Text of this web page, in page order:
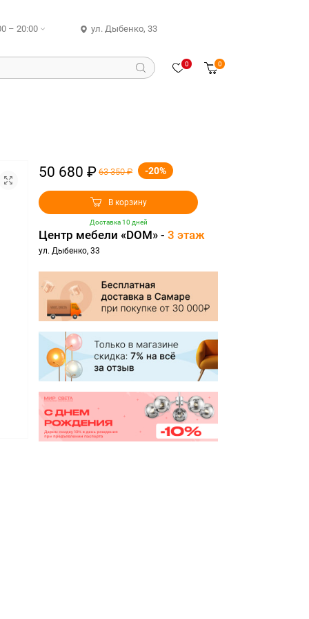
– 20:00 ул. Дыбенко, 33
0 0
50 680 ₽ 63 350 ₽ -20%
В корзину
Доставка 10 дней
Центр мебели «DOM» - 3 этаж
ул. Дыбенко, 33